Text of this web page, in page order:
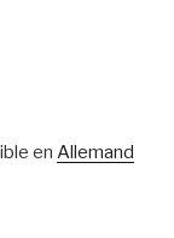
en Allemand